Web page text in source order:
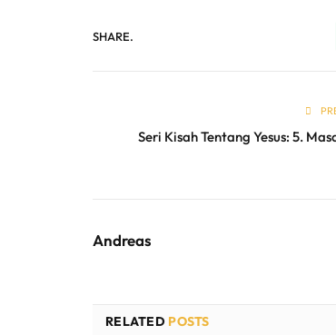
SHARE.
Seri Kisah Tentang Yesus: 5.
Andreas
RELATED POSTS